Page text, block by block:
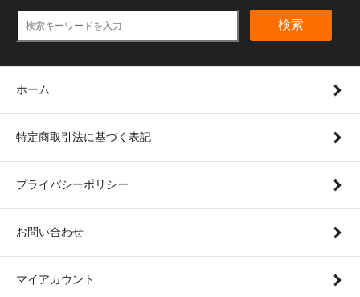
検索
ホーム
特定商取引法に基づく表記
プライバシーポリシー
お問い合わせ
マイアカウント